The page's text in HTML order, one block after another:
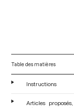
Table des matières
Instructions
Articles